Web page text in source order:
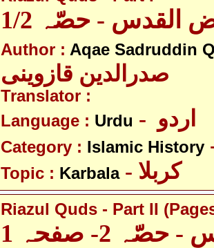
القدس - حصّہ
Author : Aqae Sadruddin
Translator :
Language : Urdu
Category : Islamic History
Topic : Karbala - کربلا
Riazul Quds - Part II
ریاض القدس - حصّہ 2- صفحہ 1